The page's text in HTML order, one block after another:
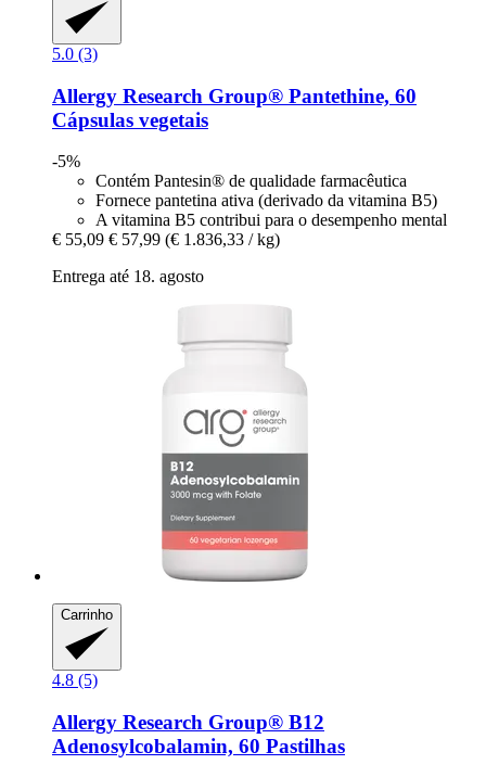
5.0 (3)
Allergy Research Group® Pantethine, 60
Cápsulas vegetais
-5%
Contém Pantesin® de qualidade farmacêutica
Fornece pantetina ativa (derivado da vitamina B5)
A vitamina B5 contribui para o desempenho mental
€ 55,09 € 57,99 (€ 1.836,33 / kg)
Entrega até 18. agosto
Carrinho
4.8 (5)
Allergy Research Group® B12
Adenosylcobalamin, 60 Pastilhas